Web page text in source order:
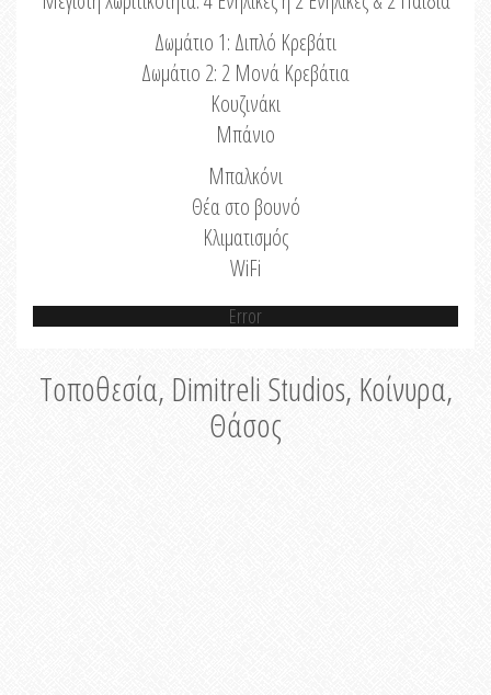
Δωμάτιο 1: Διπλό Κρεβάτι
Δωμάτιο 2: 2 Μονά Κρεβάτια
Κουζινάκι
Μπάνιο
Μπαλκόνι
Θέα στο βουνό
Κλιματισμός
WiFi
Error
Τοποθεσία, Dimitreli Studios, Κοίνυρα,
Θάσος